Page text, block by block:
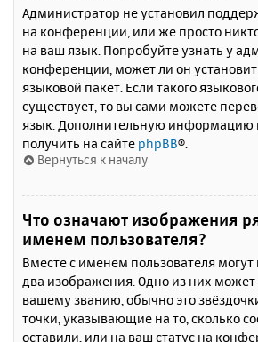
Администратор не установил
на конференции, или же просто
на ваш язык. Попробуйте узнать у
конференции, может ли он
языковой пакет. Если такого
существует, то вы сами можете
язык. Дополнительную информацию
получить на сайте phpBB®.
Вернуться к началу
Что означают изображения
именем пользователя?
Вместе с именем пользователя могут
два изображения. Одно из них может
вашему званию, обычно это
точки, указывающие на то, сколько
оставили, или на ваш статус на